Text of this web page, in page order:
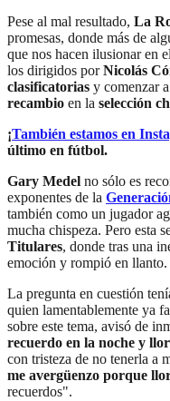
Pese al mal resultado, La
promesas, donde más de
que nos hacen ilusionar en
los dirigidos porNicolás
clasificatorias y comenzar
recambio en la selección
¡También estamos en
último en fútbol.
Gary Medel no sólo es
exponentes de la
también como un jugador
mucha chispeza. Pero esta
Titulares, donde tras una
emoción y rompió en llanto.
La pregunta en cuestión
quien lamentablemente ya
sobre este tema, avisó de
recuerdo en la noche y
con tristeza de no tenerla a
me avergüenzo porque
recuerdos".